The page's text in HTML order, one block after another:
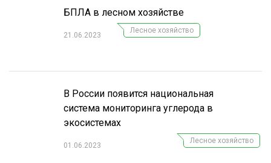
БПЛА в лесном хозяйстве
21.06.2023
Лесное хозяйство
В России появится национальная
система мониторинга углерода в
экосистемах
01.06.2023
Лесное хозяйство